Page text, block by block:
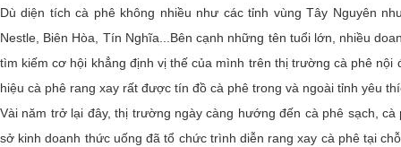
Dù diện tích cà phê không nhiều như các tỉnh vùng Tây Nguyên
Nestle, Biên Hòa, Tín Nghĩa...Bên cạnh những tên tuổi lớn, nhiều
tìm kiếm cơ hội khẳng định vị thế của mình trên thị trường cà phê
hiệu cà phê rang xay rất được tín đồ cà phê trong và ngoài tỉnh yêu
Vài năm trở lại đây, thị trường ngày càng hướng đến cà phê sạch,
sở kinh doanh thức uống đã tổ chức trình diễn rang xay cà phê tại